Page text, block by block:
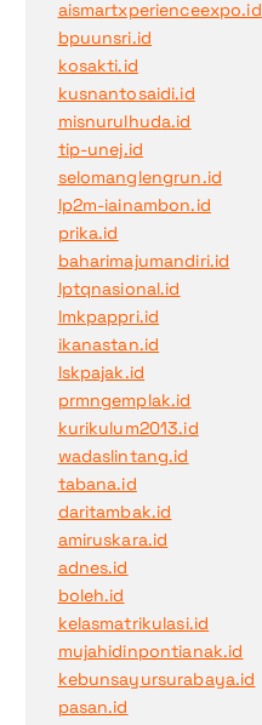
aismartxperienceexpo.id
bpuunsri.id
kosakti.id
kusnantosaidi.id
misnurulhuda.id
tip-unej.id
selomanglengrun.id
lp2m-iainambon.id
prika.id
baharimajumandiri.id
lptqnasional.id
lmkpappri.id
ikanastan.id
lskpajak.id
prmngemplak.id
kurikulum2013.id
wadaslintang.id
tabana.id
daritambak.id
amiruskara.id
adnes.id
boleh.id
kelasmatrikulasi.id
mujahidinpontianak.id
kebunsayursurabaya.id
pasan.id